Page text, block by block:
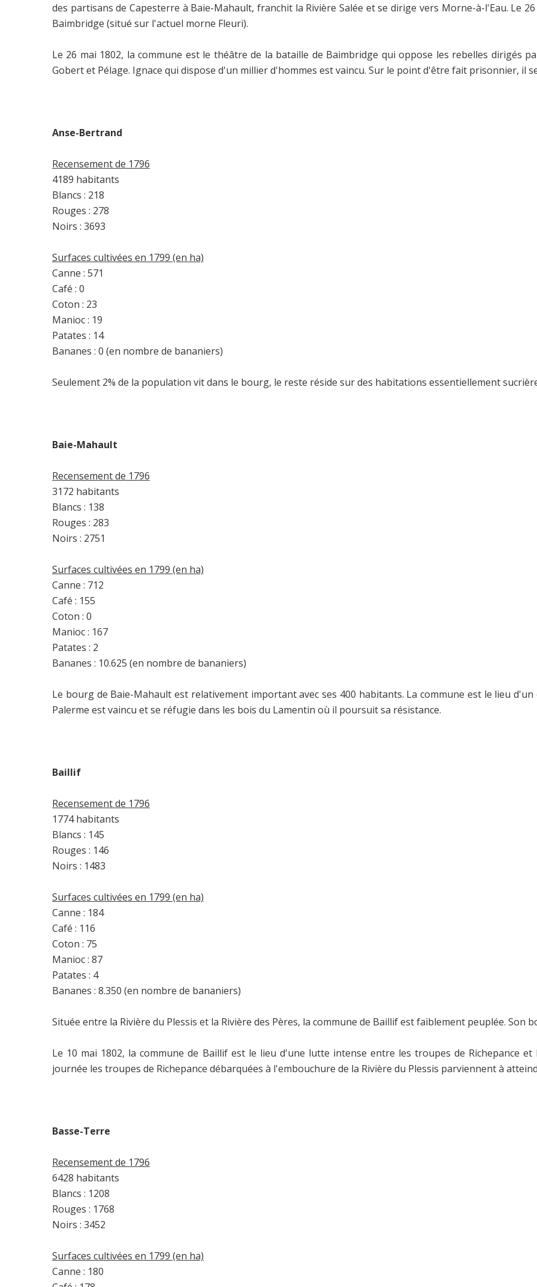
des partisans de Capesterre à Baie-Mahault, franchit la Rivière Salée et se dirige vers Morne-à-l'Eau. Le
Baimbridge (situé sur l'actuel morne Fleuri).
Le 26 mai 1802, la commune est le théâtre de la bataille de Baimbridge qui oppose les rebelles dirigés
Gobert et Pélage. Ignace qui dispose d'un millier d'hommes est vaincu. Sur le point d'être fait prisonnier, il
Anse-Bertrand
Recensement de 1796
4189 habitants
Blancs : 218
Rouges : 278
Noirs : 3693
Surfaces cultivées en 1799 (en ha)
Canne : 571
Café : 0
Coton : 23
Manioc : 19
Patates : 14
Bananes : 0 (en nombre de bananiers)
Seulement 2% de la population vit dans le bourg, le reste réside sur des habitations essentiellement
Baie-Mahault
Recensement de 1796
3172 habitants
Blancs : 138
Rouges : 283
Noirs : 2751
Surfaces cultivées en 1799 (en ha)
Canne : 712
Café : 155
Coton : 0
Manioc : 167
Patates : 2
Bananes : 10.625 (en nombre de bananiers)
Le bourg de Baie-Mahault est relativement important avec ses 400 habitants. La commune est le lieu
Palerme est vaincu et se réfugie dans les bois du Lamentin où il poursuit sa résistance.
Baillif
Recensement de 1796
1774 habitants
Blancs : 145
Rouges : 146
Noirs : 1483
Surfaces cultivées en 1799 (en ha)
Canne : 184
Café : 116
Coton : 75
Manioc : 87
Patates : 4
Bananes : 8.350 (en nombre de bananiers)
Située entre la Rivière du Plessis et la Rivière des Pères, la commune de Baillif est faiblement peuplée. Son
Le 10 mai 1802, la commune de Baillif est le lieu d'une lutte intense entre les troupes de Richepance
journée les troupes de Richepance débarquées à l'embouchure de la Rivière du Plessis parviennent à
Basse-Terre
Recensement de 1796
6428 habitants
Blancs : 1208
Rouges : 1768
Noirs : 3452
Surfaces cultivées en 1799 (en ha)
Canne : 180